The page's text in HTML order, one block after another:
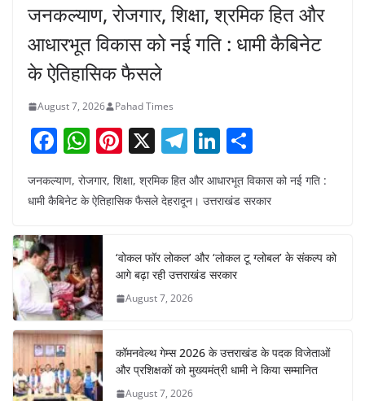
जनकल्याण, रोजगार, शिक्षा, श्रमिक हित और
आधारभूत विकास को नई गति : धामी कैबिनेट
के ऐतिहासिक फैसले
August 7, 2026 Pahad Times
F
c
b
o
o
k
W
at
s
A
p
p
Pi
er
st
X T
el
e
a
m
Li
k
dI
n
h
ar
जनकल्याण, रोजगार, शिक्षा, श्रमिक हित और आधारभूत विकास को नई गति :
धामी कैबिनेट के ऐतिहासिक फैसले देहरादून। उत्तराखंड सरकार
‘वोकल फॉर लोकल’ और ‘लोकल टू ग्लोबल’ के संकल्प को
आगे बढ़ा रही उत्तराखंड सरकार
August 7, 2026
कॉमनवेल्थ गेम्स 2026 के उत्तराखंड के पदक विजेताओं
और प्रशिक्षकों को मुख्यमंत्री धामी ने किया सम्मानित
August 7, 2026